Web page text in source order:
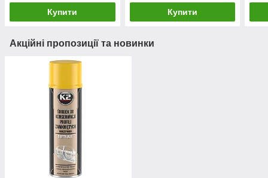
Купити Купити
Акційні пропозиції та новинки